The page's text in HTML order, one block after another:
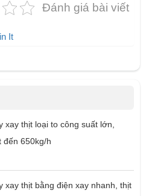
Đánh giá bài viết
It
xay thịt loại to công suất lớn,
đến 650kg/h
xay thịt bằng điện xay nhanh, thịt